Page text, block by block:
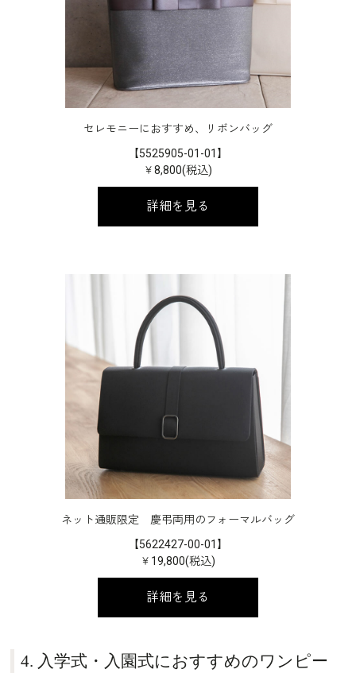
セレモニーにおすすめ、リボンバッグ
【5525905-01-01】
￥8,800(税込)
詳細を見る
ネット通販限定 慶弔両用のフォーマルバッグ
【5622427-00-01】
￥19,800(税込)
詳細を見る
4. 入学式・入園式におすすめのワンピー